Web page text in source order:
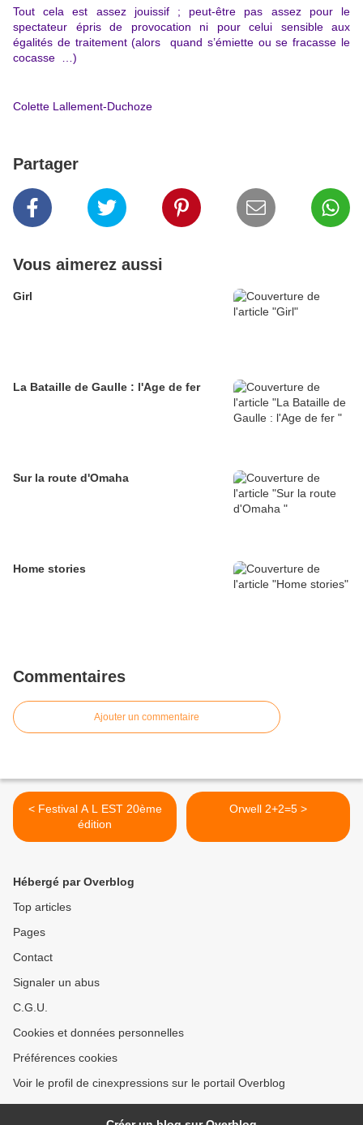
Tout cela est assez jouissif ; peut-être pas assez pour le
spectateur épris de provocation ni pour celui sensible aux
égalités de traitement (alors quand s’émiette ou se fracasse le
cocasse …)
Colette Lallement-Duchoze
Partager
Vous aimerez aussi
Girl
La Bataille de Gaulle : l'Age de fer
Sur la route d'Omaha
Home stories
Commentaires
Ajouter un commentaire
< Festival A L EST 20ème
édition
Orwell 2+2=5 >
Hébergé par Overblog
Top articles
Pages
Contact
Signaler un abus
C.G.U.
Cookies et données personnelles
Préférences cookies
Voir le profil de cinexpressions sur le portail Overblog